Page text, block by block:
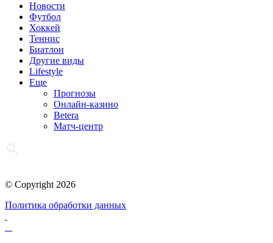
Новости
Футбол
Хоккей
Теннис
Биатлон
Другие виды
Lifestyle
Еще
Прогнозы
Онлайн-казино
Betera
Матч-центр
© Copyright 2026
Политика обработки данных